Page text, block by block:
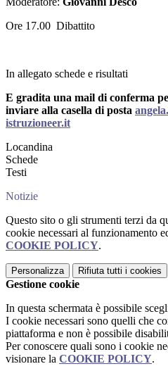
Ore 17.00 Dibattito
In allegato schede e risultati
E gradita una mail di conferma
inviare alla casella di posta
istruzioneer.it
Locandina
Schede
Testi
Notizie
Questo sito o gli strumenti terzi da
cookie necessari al funzionamento
COOKIE POLICY.
Personalizza Rifiuta tutti i cookies
Gestione cookie
In questa schermata è possibile
I cookie necessari sono quelli che
piattaforma e non è possibile
Per conoscere quali sono i cookie
visionare la COOKIE POLICY.